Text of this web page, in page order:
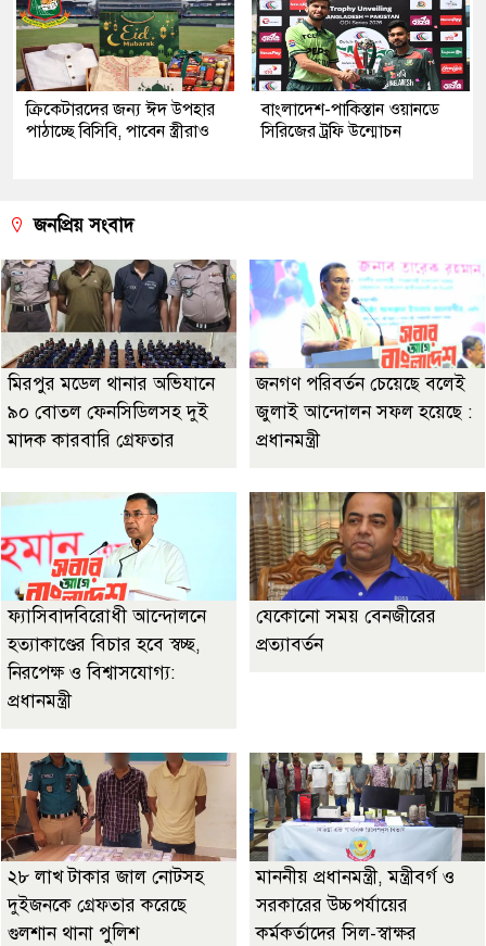
ক্রিকেটারদের জন্য ঈদ উপহার
পাঠাচ্ছে বিসিবি, পাবেন স্ত্রীরাও
বাংলাদেশ-পাকিস্তান ওয়ানডে
সিরিজের ট্রফি উন্মোচন
জনপ্রিয় সংবাদ
মিরপুর মডেল থানার অভিযানে
৯০ বোতল ফেনসিডিলসহ দুই
মাদক কারবারি গ্রেফতার
জনগণ পরিবর্তন চেয়েছে বলেই
জুলাই আন্দোলন সফল হয়েছে :
প্রধানমন্ত্রী
ফ্যাসিবাদবিরোধী আন্দোলনে
হত্যাকাণ্ডের বিচার হবে স্বচ্ছ,
নিরপেক্ষ ও বিশ্বাসযোগ্য:
প্রধানমন্ত্রী
যেকোনো সময় বেনজীরের
প্রত্যাবর্তন
২৮ লাখ টাকার জাল নোটসহ
দুইজনকে গ্রেফতার করেছে
গুলশান থানা পুলিশ
মাননীয় প্রধানমন্ত্রী, মন্ত্রীবর্গ ও
সরকারের উচ্চপর্যায়ের
কর্মকর্তাদের সিল-স্বাক্ষর